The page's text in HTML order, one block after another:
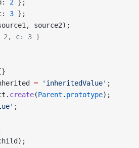
2 };
3 };
source2);
2, c: 3 }
= 'inheritedValue' ;
create(Parent . prototype);
;